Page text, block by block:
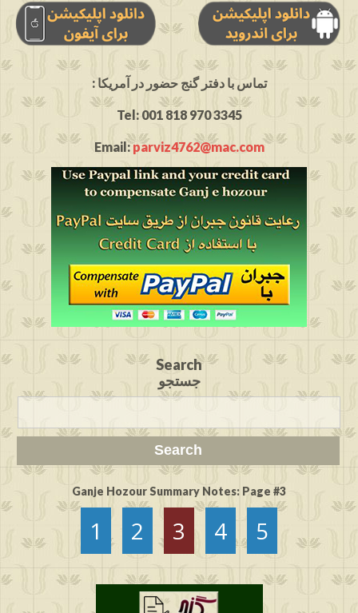
: تماس با دفتر گنج حضور در آمریکا
Tel: 001 818 970 3345
Email:parviz4762@mac.com
Search
جستجو
Ganje Hozour Summary Notes: Page #3
1 2 3 4 5